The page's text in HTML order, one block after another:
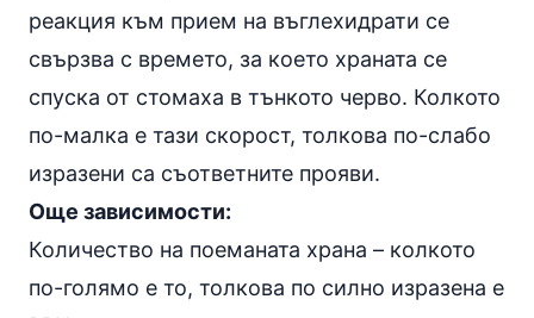
реакция към прием на въглехидрати се
свързва с времето, за което храната се
спуска от стомаха в тънкото черво. Колкото
по-малка е тази скорост, толкова по-слабо
изразени са съответните прояви.
Още зависимости:
Количество на поеманата храна – колкото
по-голямо е то, толкова по силно изразена е